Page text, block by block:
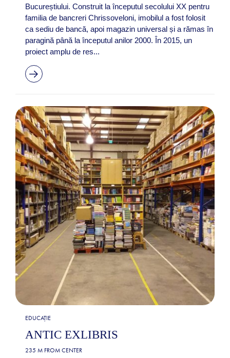
Bucureștiului. Construit la începutul secolului XX pentru
familia de bancreri Chrissoveloni, imobilul a fost folosit
ca sediu de bancă, apoi magazin universal și a rămas în
paragină până la începutul anilor 2000. În 2015, un
proiect amplu de res...
EDUCAȚIE
ANTIC EXLIBRIS
235 M FROM CENTER